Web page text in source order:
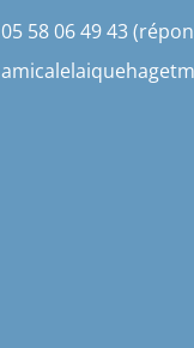
05 58 06 49 43